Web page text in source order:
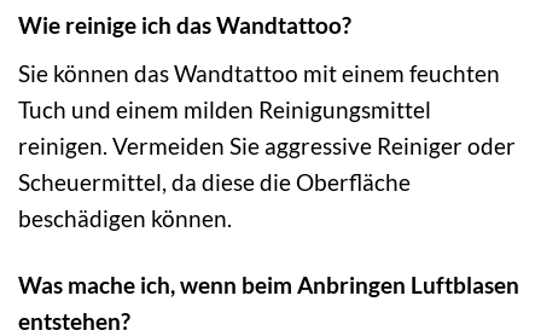
Wie reinige ich das Wandtattoo?
Sie können das Wandtattoo mit einem feuchten
Tuch und einem milden Reinigungsmittel
reinigen. Vermeiden Sie aggressive Reiniger oder
Scheuermittel, da diese die Oberfläche
beschädigen können.
Was mache ich, wenn beim Anbringen Luftblasen
entstehen?